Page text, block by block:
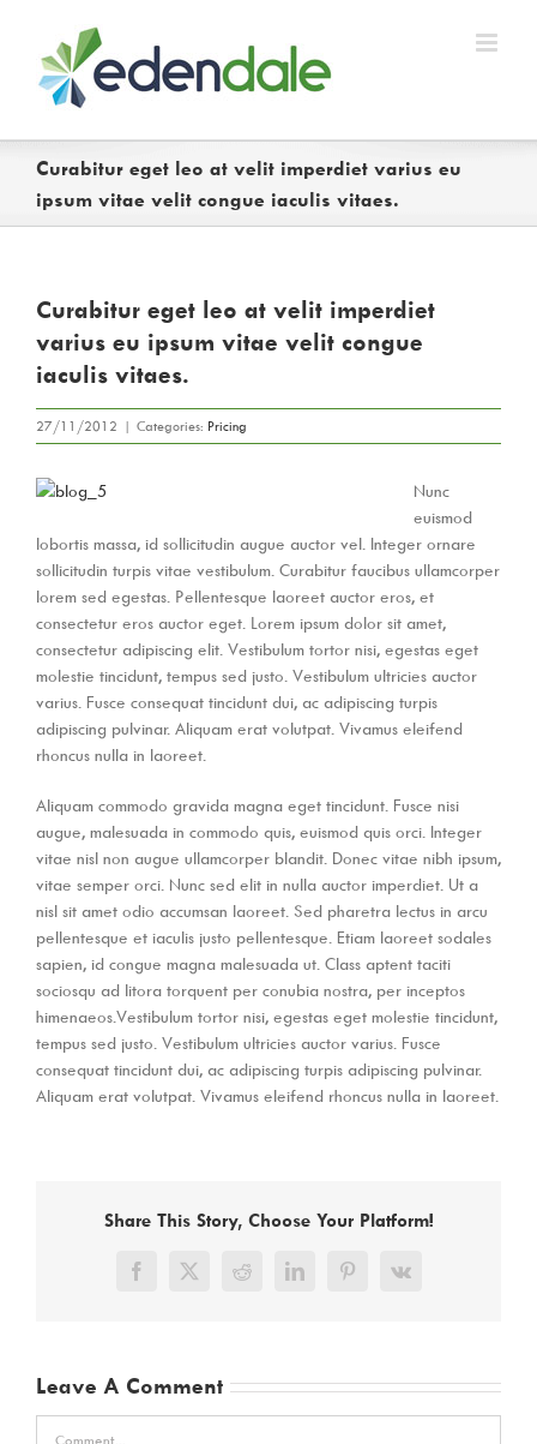
content
Curabitur eget leo at velit imperdiet varius eu
ipsum vitae velit congue iaculis vitaes.
Curabitur eget leo at velit imperdiet
varius eu ipsum vitae velit congue
iaculis vitaes.
27/11/2012 | Categories: Pricing
Nunc
euismod
lobortis massa, id sollicitudin augue auctor vel. Integer ornare
sollicitudin turpis vitae vestibulum. Curabitur faucibus ullamcorper
lorem sed egestas. Pellentesque laoreet auctor eros, et
consectetur eros auctor eget. Lorem ipsum dolor sit amet,
consectetur adipiscing elit. Vestibulum tortor nisi, egestas eget
molestie tincidunt, tempus sed justo. Vestibulum ultricies auctor
varius. Fusce consequat tincidunt dui, ac adipiscing turpis
adipiscing pulvinar. Aliquam erat volutpat. Vivamus eleifend
rhoncus nulla in laoreet.
Aliquam commodo gravida magna eget tincidunt. Fusce nisi
augue, malesuada in commodo quis, euismod quis orci. Integer
vitae nisl non augue ullamcorper blandit. Donec vitae nibh ipsum,
vitae semper orci. Nunc sed elit in nulla auctor imperdiet. Ut a
nisl sit amet odio accumsan laoreet. Sed pharetra lectus in arcu
pellentesque et iaculis justo pellentesque. Etiam laoreet sodales
sapien, id congue magna malesuada ut. Class aptent taciti
sociosqu ad litora torquent per conubia nostra, per inceptos
himenaeos.Vestibulum tortor nisi, egestas eget molestie tincidunt,
tempus sed justo. Vestibulum ultricies auctor varius. Fusce
consequat tincidunt dui, ac adipiscing turpis adipiscing pulvinar.
Aliquam erat volutpat. Vivamus eleifend rhoncus nulla in laoreet.
Share This Story, Choose Your Platform!
Facebook
X RedditLinkedInPinterest
Vk
Leave A Comment